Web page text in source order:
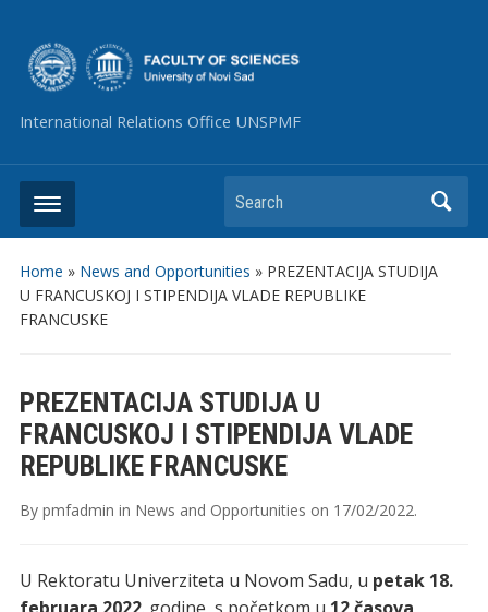
International Relations Office UNSPMF
Search
Home » News and Opportunities » PREZENTACIJA STUDIJA
U FRANCUSKOJ I STIPENDIJA VLADE REPUBLIKE
FRANCUSKE
PREZENTACIJA STUDIJA U
FRANCUSKOJ I STIPENDIJA VLADE
REPUBLIKE FRANCUSKE
By pmfadmin in News and Opportunities on 17/02/2022.
U Rektoratu Univerziteta u Novom Sadu, u petak 18.